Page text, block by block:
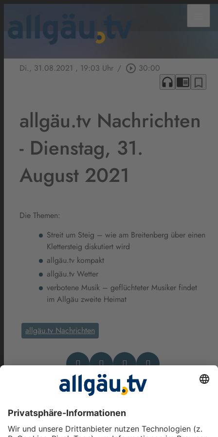
Di., 31.08.2021 , 19:03 Uhr / play_circle_outline 30:00
headphones chrome_reader_mode bookmark_border
allgäu.tv Nachrichten
- Dienstag, 31.
August 2021
Die Themen:
Streit um Steig – wie am Breitenberg über einen
Klettersteig diskutiert wird
allgäu.tv kompakt
allgäu.tv Wetter
verbotene Musik – geflüchteter Musiker findet
im Allgäu zweite Heimat
allgäu.tv Nachrichten
Das könnte Dich auch